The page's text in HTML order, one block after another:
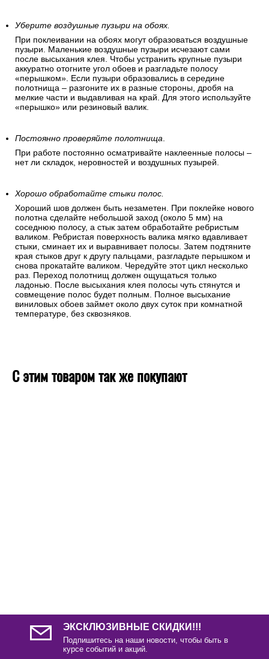
Уберите воздушные пузыри на обоях.
При поклеивании на обоях могут образоваться воздушные
пузыри. Маленькие воздушные пузыри исчезают сами
после высыхания клея. Чтобы устранить крупные пузыри
аккуратно отогните угол обоев и разгладьте полосу
«перышком». Если пузыри образовались в середине
полотнища – разгоните их в разные стороны, дробя на
мелкие части и выдавливая на край. Для этого используйте
«перышко» или резиновый валик.
Постоянно проверяйте полотнища.
При работе постоянно осматривайте наклеенные полосы –
нет ли складок, неровностей и воздушных пузырей.
Хорошо обработайте стыки полос.
Хороший шов должен быть незаметен. При поклейке нового
полотна сделайте небольшой заход (около 5 мм) на
соседнюю полосу, а стык затем обработайте ребристым
валиком. Ребристая поверхность валика мягко вдавливает
стыки, сминает их и выравнивает полосы. Затем подтяните
края стыков друг к другу пальцами, разгладьте перышком и
снова прокатайте валиком. Чередуйте этот цикл несколько
раз. Переход полотнищ должен ощущаться только
ладонью. После высыхания клея полосы чуть стянутся и
совмещение полос будет полным. Полное высыхание
виниловых обоев займет около двух суток при комнатной
температуре, без сквозняков.
С этим товаром так же покупают
ЭКСКЛЮЗИВНЫЕ СКИДКИ!!!
Подпишитесь на наши новости, чтобы быть в
курсе событий и акций.